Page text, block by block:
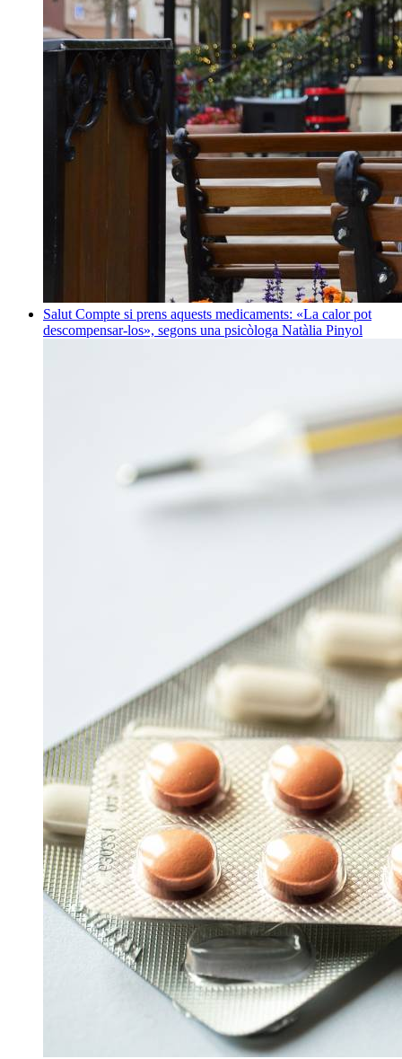
Salut Compte si prens aquests medicaments: «La calor pot
descompensar-los», segons una psicòloga Natàlia Pinyol